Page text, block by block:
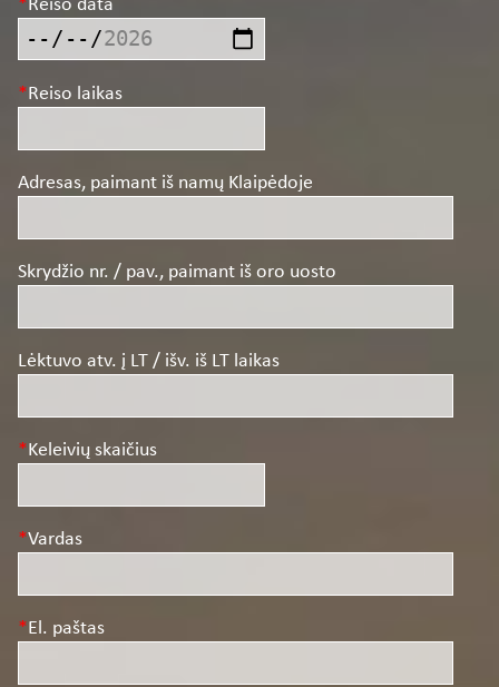
Reiso data
Reiso laikas
Adresas, paimant iš namų Klaipėdoje
Skrydžio nr. / pav., paimant iš oro uosto
Lėktuvo atv. į LT / išv. iš LT laikas
Keleivių skaičius
Vardas
El. paštas